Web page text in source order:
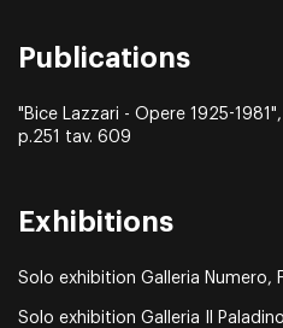
Publications
"Bice Lazzari - Opere 1925-
p.251 tav. 609
Exhibitions
Solo exhibition Galleria Numero,
Solo exhibition Galleria Il